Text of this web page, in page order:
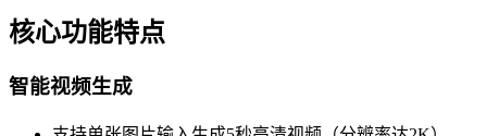
核心功能特点
智能视频生成